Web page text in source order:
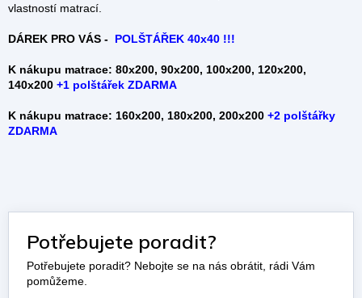
vlastností matrací.
DÁREK PRO VÁS - POLŠTÁŘEK 40x40 !!!
K nákupu matrace: 80x200, 90x200, 100x200, 120x200,
140x200 +1 polštářek ZDARMA
K nákupu matrace: 160x200, 180x200, 200x200 +2 polštářky
ZDARMA
Potřebujete poradit?